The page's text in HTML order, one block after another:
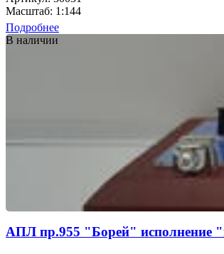
Масштаб: 1:144
Подробнее
В наличии
АПЛ пр.955 "Борей" исполнение